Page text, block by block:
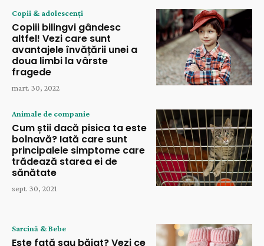
Copii & adolescenți
Copiii bilingvi gândesc
altfel! Vezi care sunt
avantajele învățării unei a
doua limbi la vârste
fragede
mart. 30, 2022
Animale de companie
Cum știi dacă pisica ta este
bolnavă? Iată care sunt
principalele simptome care
trădează starea ei de
sănătate
sept. 30, 2021
Sarcină & Bebe
Este fată sau băiat? Vezi ce